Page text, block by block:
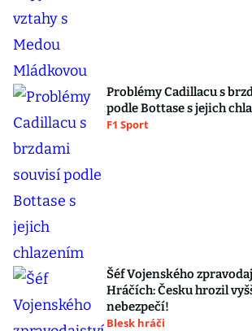
Problémy Cadillacu s
podle Bottase s jejich
F1 Sport
Šéf Vojenského
Hráčích: Česku hrozil
nebezpečí!
Blesk hráči